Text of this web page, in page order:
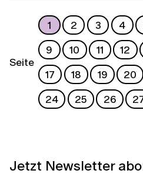
Seite
1 2 3 4
9
10 11 12
17
18 19 20
24
25 26
Jetzt Newsletter